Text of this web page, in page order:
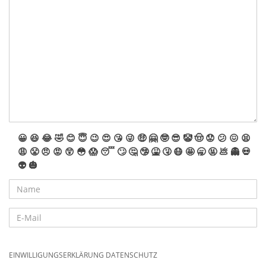
😀 😆 😂🤣 😊 😇 😉 😍 😘 😜 🤑 🤗 🤓 😎 🤡🤠 😟 😕 😖 😫
😩 😤 😠 😡 😲 😳 😱 😴 🙄 🤔 🤥 🤮 🤧 😷 🤩 🥱 🤬 💩 👻 💀
👽 🎃
EINWILLIGUNGSERKLÄRUNG DATENSCHUTZ